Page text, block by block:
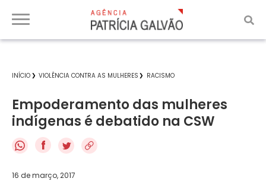
INÍCIO VIOLÊNCIA CONTRA AS MULHERES RACISMO
Empoderamento das mulheres
indígenas é debatido na CSW
f
16 de março, 2017